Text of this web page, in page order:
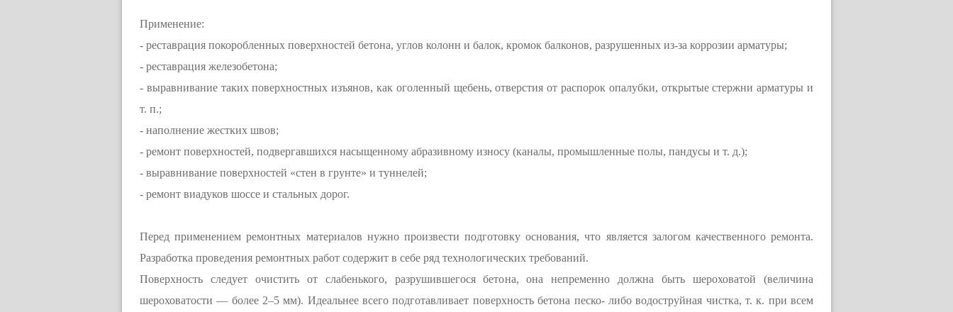
Применение:
- реставрация покоробленных поверхностей бетона, углов колонн и балок, кромок балконов, разрушенных из-за коррозии арматуры;
- реставрация железобетона;
- выравнивание таких поверхностных изъянов, как оголенный щебень, отверстия от распорок опалубки, открытые стержни арматуры и
т. п.;
- наполнение жестких швов;
- ремонт поверхностей, подвергавшихся насыщенному абразивному износу (каналы, промышленные полы, пандусы и т. д.);
- выравнивание поверхностей «стен в грунте» и туннелей;
- ремонт виадуков шоссе и стальных дорог.
Перед применением ремонтных материалов нужно произвести подготовку основания, что является залогом качественного ремонта.
Разработка проведения ремонтных работ содержит в себе ряд технологических требований.
Поверхность следует очистить от слабенького, разрушившегося бетона, она непременно должна быть шероховатой (величина
шероховатости — более 2–5 мм). Идеальнее всего подготавливает поверхность бетона песко- либо водоструйная чистка, т. к. при всем